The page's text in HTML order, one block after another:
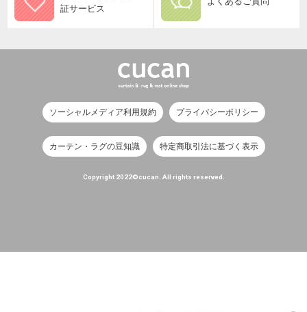
証サービス
ソーシャルメディア利用規約 プライバシーポリシー
カーテン・ラグの豆知識 特定商取引法に基づく表示
Copyright 2022©cucan. All rights reserved.